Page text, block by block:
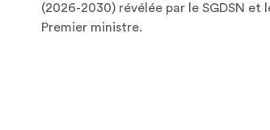
(2026-2030) révélée par le SGDSN et
Premier ministre.